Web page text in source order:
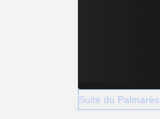
Suite du Palmarès